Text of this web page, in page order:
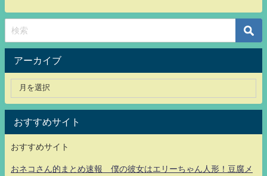
アーカイブ
おすすめサイト
おすすめサイト
おネコさん的まとめ速報 僕の彼女はエリーちゃん人形！豆腐メ